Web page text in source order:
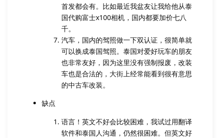
首发都会有。比如最近我盆友让我给他从泰
国代购富士x100相机，国内都要加价七八
千。
汽车，国内的驾照做一下双认证，很简单就
可以换成泰国驾照。泰国对爱好玩车的朋友
也非常友好，因为这里没有强制报废，改装
车也是合法的，大街上经常能看到很有意思
的中古车改装。
缺点
语言！英文不好会比较困难，我试过用翻译
软件和泰国人沟通，仍然很困难。但英文好